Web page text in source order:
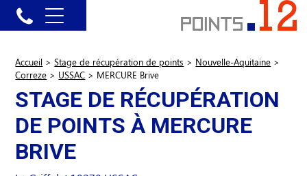
Accueil > Stage de récupération de points > Nouvelle-Aquitaine >
Correze > USSAC > MERCURE Brive
STAGE DE RÉCUPÉRATION
DE POINTS À MERCURE
BRIVE